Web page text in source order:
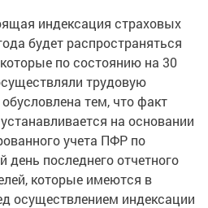
индексация страховых
будет распространяться
по состоянию на 30
трудовую
тем, что факт
на основании
учета ПФР по
день последнего отчетного
которые имеются в
осуществлением индексации